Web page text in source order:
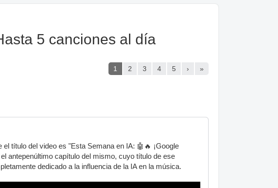
5 canciones al día
1 2 3 4 5 › »
título del video es "Esta Semana en IA: 🤖🔥 ¡Google
antepenúltimo capítulo del mismo, cuyo título de ese
dedicado a la influencia de la IA en la música.